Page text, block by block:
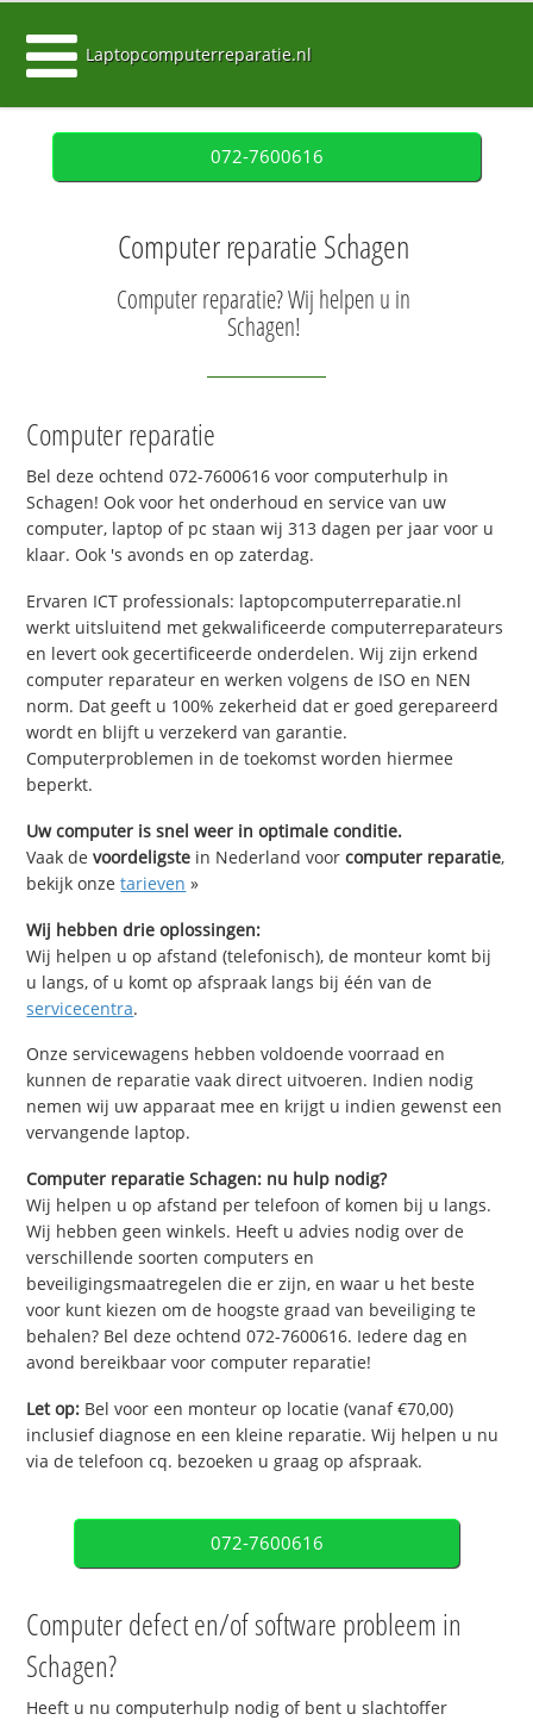
Laptopcomputerreparatie.nl
072-7600616
Computer reparatie Schagen
Computer reparatie? Wij helpen u in
Schagen!
Computer reparatie
Bel deze ochtend 072-7600616 voor computerhulp in
Schagen! Ook voor het onderhoud en service van uw
computer, laptop of pc staan wij 313 dagen per jaar voor u
klaar. Ook 's avonds en op zaterdag.
Ervaren ICT professionals: laptopcomputerreparatie.nl
werkt uitsluitend met gekwalificeerde computerreparateurs
en levert ook gecertificeerde onderdelen. Wij zijn erkend
computer reparateur en werken volgens de ISO en NEN
norm. Dat geeft u 100% zekerheid dat er goed gerepareerd
wordt en blijft u verzekerd van garantie.
Computerproblemen in de toekomst worden hiermee
beperkt.
Uw computer is snel weer in optimale conditie.
Vaak devoordeligste in Nederland voorcomputer reparatie,
bekijk onzetarieven »
Wij hebben drie oplossingen:
Wij helpen u op afstand (telefonisch), de monteur komt bij
u langs, of u komt op afspraak langs bij één van de
servicecentra.
Onze servicewagens hebben voldoende voorraad en
kunnen de reparatie vaak direct uitvoeren. Indien nodig
nemen wij uw apparaat mee en krijgt u indien gewenst een
vervangende laptop.
Computer reparatie Schagen: nu hulp nodig?
Wij helpen u op afstand per telefoon of komen bij u langs.
Wij hebben geen winkels. Heeft u advies nodig over de
verschillende soorten computers en
beveiligingsmaatregelen die er zijn, en waar u het beste
voor kunt kiezen om de hoogste graad van beveiliging te
behalen? Bel deze ochtend 072-7600616. Iedere dag en
avond bereikbaar voor computer reparatie!
Let op: Bel voor een monteur op locatie (vanaf €70,00)
inclusief diagnose en een kleine reparatie. Wij helpen u nu
via de telefoon cq. bezoeken u graag op afspraak.
072-7600616
Computer defect en/of software probleem in
Schagen?
Heeft u nu computerhulp nodig of bent u slachtoffer